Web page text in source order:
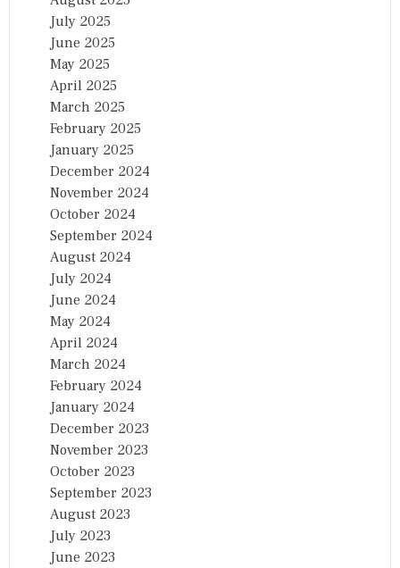
July 2025
June 2025
May 2025
April 2025
March 2025
February 2025
January 2025
December 2024
November 2024
October 2024
September 2024
August 2024
July 2024
June 2024
May 2024
April 2024
March 2024
February 2024
January 2024
December 2023
November 2023
October 2023
September 2023
August 2023
July 2023
June 2023